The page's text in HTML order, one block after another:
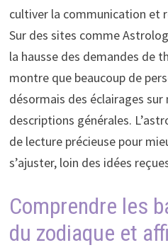
cultiver la communication et
Sur des sites comme
la hausse des demandes de
montre que beaucoup de
désormais des éclairages
descriptions générales.
de lecture précieuse pour
s’ajuster, loin des idées
Comprendre les
du zodiaque et